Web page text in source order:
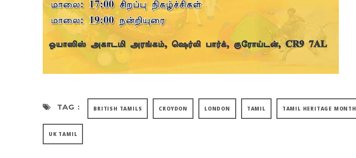
TAG : BRITISH TAMILS CROYDON LONDON TAMIL TAMIL HERITAGE MONTH
UK TAMIL